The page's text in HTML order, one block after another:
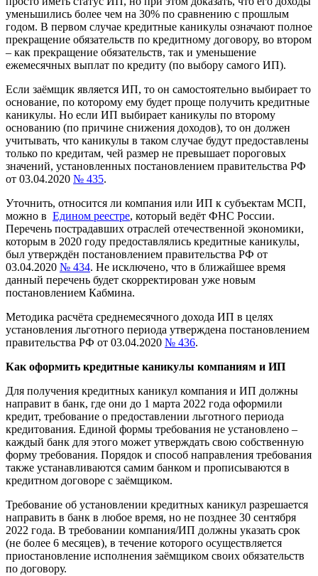
уменьшились более чем на 30% по сравнению с прошлым
годом. В первом случае кредитные каникулы означают полное
прекращение обязательств по кредитному договору, во втором
– как прекращение обязательств, так и уменьшение
ежемесячных выплат по кредиту (по выбору самого ИП).
Если заёмщик является ИП, то он самостоятельно выбирает то
основание, по которому ему будет проще получить кредитные
каникулы. Но если ИП выбирает каникулы по второму
основанию (по причине снижения доходов), то он должен
учитывать, что каникулы в таком случае будут предоставлены
только по кредитам, чей размер не превышает пороговых
значений, установленных постановлением правительства РФ
от 03.04.2020 № 435.
Уточнить, относится ли компания или ИП к субъектам МСП,
можно в Едином реестре, который ведёт ФНС России.
Перечень пострадавших отраслей отечественной экономики,
которым в 2020 году предоставлялись кредитные каникулы,
был утверждён постановлением правительства РФ от
03.04.2020 № 434. Не исключено, что в ближайшее время
данный перечень будет скорректирован уже новым
постановлением Кабмина.
Методика расчёта среднемесячного дохода ИП в целях
установления льготного периода утверждена постановлением
правительства РФ от 03.04.2020 № 436.
Как оформить кредитные каникулы компаниям и ИП
Для получения кредитных каникул компания и ИП должны
направит в банк, где они до 1 марта 2022 года оформили
кредит, требование о предоставлении льготного периода
кредитования. Единой формы требования не установлено –
каждый банк для этого может утверждать свою собственную
форму требования. Порядок и способ направления требования
также устанавливаются самим банком и прописываются в
кредитном договоре с заёмщиком.
Требование об установлении кредитных каникул разрешается
направить в банк в любое время, но не позднее 30 сентября
2022 года. В требовании компания/ИП должны указать срок
(не более 6 месяцев), в течение которого осуществляется
приостановление исполнения заёмщиком своих обязательств
по договору.